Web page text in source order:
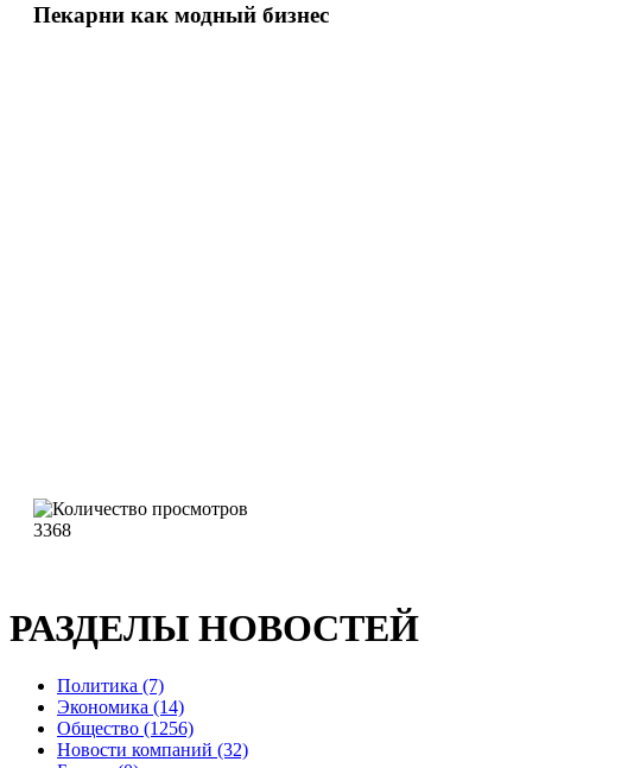
Пекарни как модный бизнес
3368
РАЗДЕЛЫ НОВОСТЕЙ
Политика (7)
Экономика (14)
Общество (1256)
Новости компаний (32)